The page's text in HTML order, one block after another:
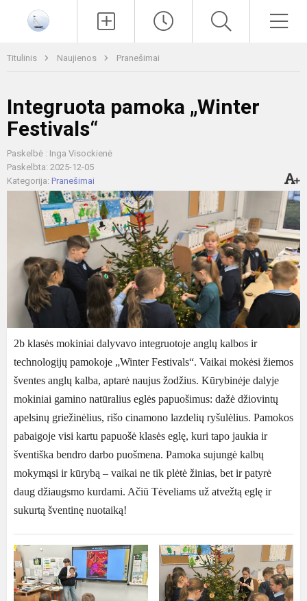
Titulinis Naujienos Pranešimai
Integruota pamoka „Winter
Festivals“
Paskelbė : Inga Visockienė
Paskelbta: 2025-12-05
Kategorija: Pranešimai
2b klasės mokiniai dalyvavo integruotoje anglų kalbos ir
technologijų pamokoje „Winter Festivals“. Vaikai mokėsi žiemos
šventes anglų kalba, aptarė naujus žodžius. Kūrybinėje dalyje
mokiniai gamino natūralius eglės papuošimus: dažė džiovintų
apelsinų griežinėlius, rišo cinamono lazdelių ryšulėlius. Pamokos
pabaigoje visi kartu papuošė klasės eglę, kuri tapo jaukia ir
šventiška bendro darbo puošmena. Pamoka sujungė kalbų
mokymąsi ir kūrybą – vaikai ne tik plėtė žinias, bet ir patyrė
daug džiaugsmo kurdami. Ačiū Tėveliams už atvežtą eglę ir
sukurtą šventinę nuotaiką!